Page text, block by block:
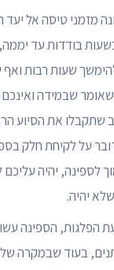
מזמני טיסה אל יעד
בודדות עד
שעות רבות
שבמידה ואינכם
את הסיוע
על לקיחת חלק
לספינה, יהיה עליכם
יהיה.
הפלגות, הספינה
בעוד שבמקרה של